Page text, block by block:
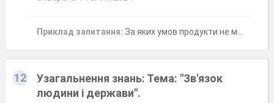
Приклад запитання: За яких умов продукти не можуть спричинити харчові отруєння?
12
Узагальнення знань: Тема: "Зв'язок
людини і держави".